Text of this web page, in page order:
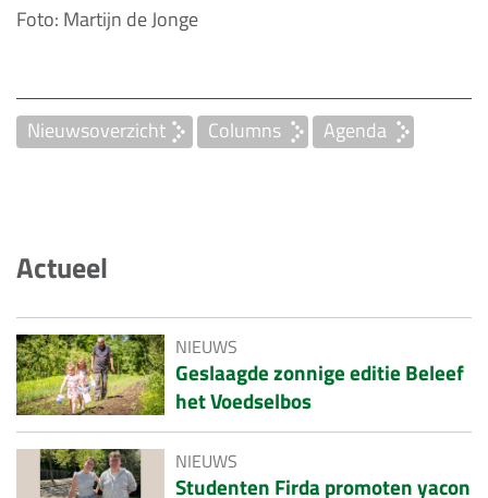
Foto: Martijn de Jonge
Nieuwsoverzicht Columns Agenda
Actueel
NIEUWS
Geslaagde zonnige editie Beleef
het Voedselbos
NIEUWS
Studenten Firda promoten yacon